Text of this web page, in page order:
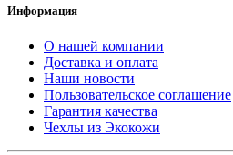
Информация
О нашей компании
Доставка и оплата
Наши новости
Пользовательское соглашение
Гарантия качества
Чехлы из Экокожи